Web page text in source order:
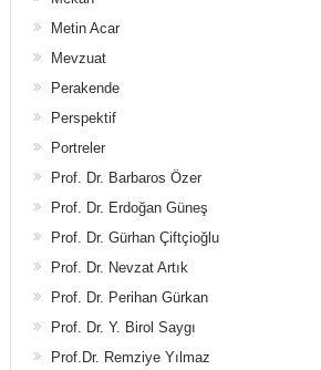
Metin Acar
Mevzuat
Perakende
Perspektif
Portreler
Prof. Dr. Barbaros Özer
Prof. Dr. Erdoğan Güneş
Prof. Dr. Gürhan Çiftçioğlu
Prof. Dr. Nevzat Artık
Prof. Dr. Perihan Gürkan
Prof. Dr. Y. Birol Saygı
Prof.Dr. Remziye Yılmaz